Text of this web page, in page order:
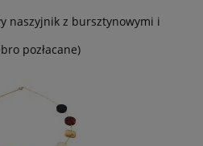
naszyjnik z bursztynowymi i
pozłacane)